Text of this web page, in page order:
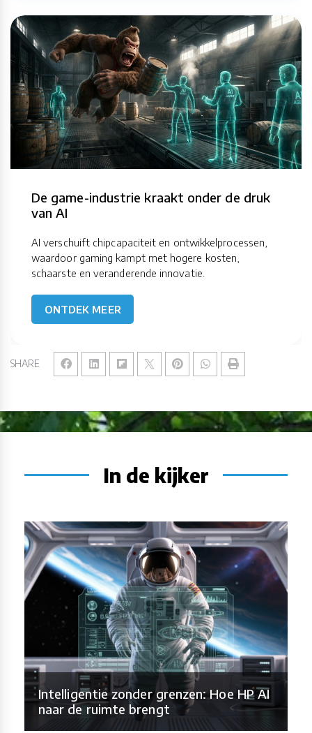
SHARE
De game-industrie kraakt onder de druk
van AI
AI verschuift chipcapaciteit en ontwikkelprocessen,
waardoor gaming kampt met hogere kosten,
schaarste en veranderende innovatie.
ONTDEK MEER
In de kijker
Intelligentie zonder grenzen: Hoe HP AI
naar de ruimte brengt